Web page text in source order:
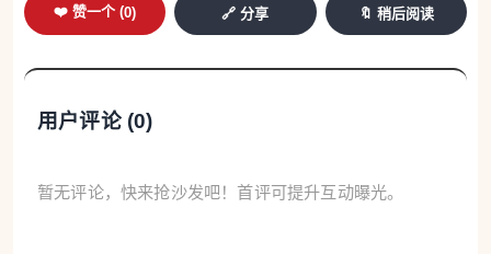
❤️ 赞一个 (0) 🔗 分享 🔖 稍后阅读
用户评论 (0)
暂无评论，快来抢沙发吧！首评可提升互动曝光。